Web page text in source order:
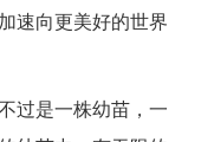
速向更美好的世界
过是一株幼苗，一